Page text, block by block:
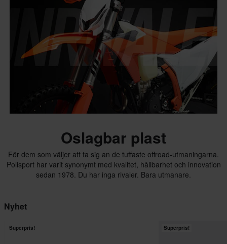
Oslagbar plast
För dem som väljer att ta sig an de tuffaste offroad-utmaningarna.
Polisport har varit synonymt med kvalitet, hållbarhet och innovation
sedan 1978. Du har inga rivaler. Bara utmanare.
Nyhet
Superpris! Superpris!